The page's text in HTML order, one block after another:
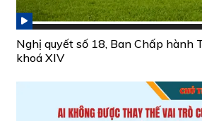
Nghị quyết số 18, Ban Chấp hành
khoá XIV